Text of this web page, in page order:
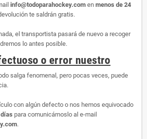
info@todoparahockey.com en menos de 24
te saldrán gratis.
el transportista pasará de nuevo a recoger
lo antes posible.
o error nuestro
salga fenomenal, pero pocas veces, puede
con algún defecto o nos hemos equivocado
para comunicárnoslo al e-mail
.